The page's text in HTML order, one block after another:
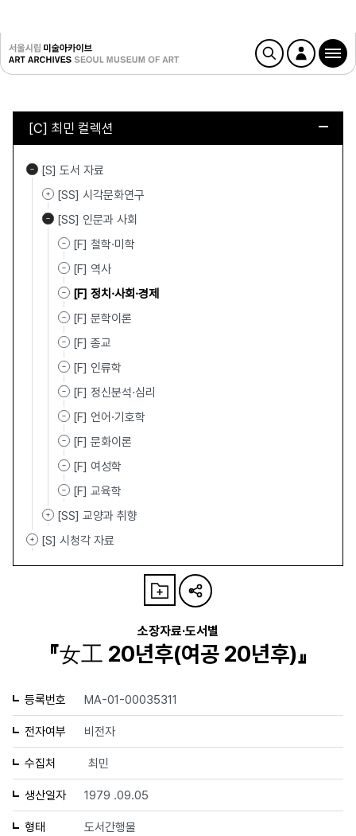
[C] 최민 컬렉션
[S] 도서 자료
[SS] 시각문화연구
[SS] 인문과 사회
[F] 철학·미학
[F] 역사
[F] 정치·사회·경제
[F] 문학이론
[F] 종교
[F] 인류학
[F] 정신분석·심리
[F] 언어·기호학
[F] 문화이론
[F] 여성학
[F] 교육학
[SS] 교양과 취향
[S] 시청각 자료
소장자료·도서별
『女工 20년후(여공 20년후)』
등록번호 MA-01-00035311
전자여부 비전자
수집처 최민
생산일자 1979 .09.05
형태 도서간행물